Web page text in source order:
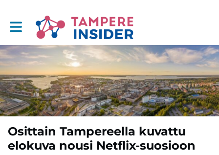
Toggle main navigation
Osittain Tampereella kuvattu
elokuva nousi Netflix-suosioon